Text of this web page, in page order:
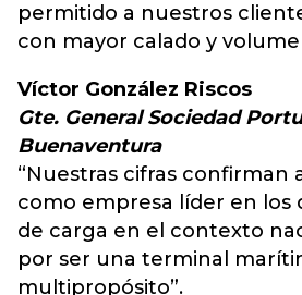
permitido a nuestros
con mayor calado y
Víctor González Riscos
Gte. General Sociedad
Buenaventura
“Nuestras cifras confirman
como empresa líder en los
de carga en el contexto
por ser una terminal
multipropósito”.